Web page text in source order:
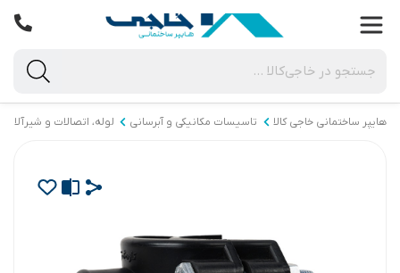
هایپر ساختمانی خاجی‌ کالا تاسیسات مکانیکی و آبرسانی لوله، اتصالات و شیرآلات